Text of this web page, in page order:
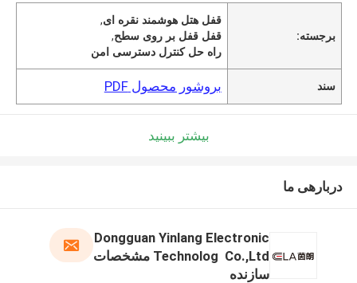
برجسته:
قفل هتل هوشمند نقره ای,
قفل قفل بر روی سطح,
راه حل کنترل دسترسی امن
سند بروشور محصول PDF
بیشتر ببینید
دربارهی ما
Dongguan Yinlang Electronic
Technolog Co.,Ltd مشخصات
سازنده